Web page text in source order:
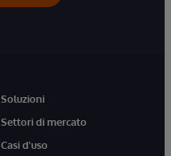
Soluzioni
Settori di mercato
Casi d'uso